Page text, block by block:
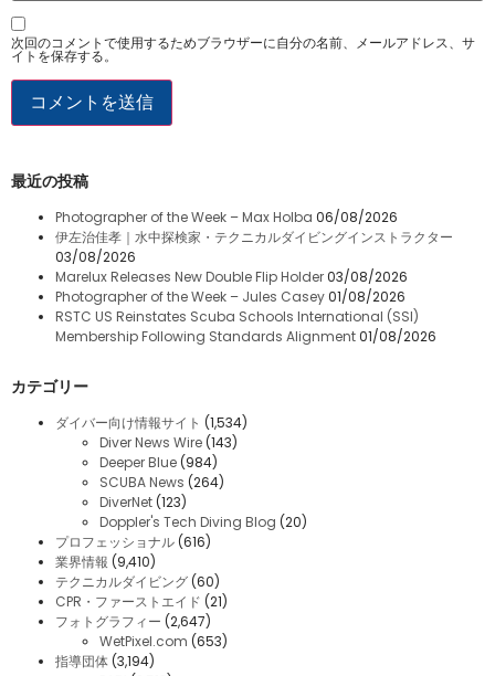
次回のコメントで使用するためブラウザーに自分の名前、メールアドレス、サ
イトを保存する。
最近の投稿
Photographer of the Week – Max Holba 06/08/2026
伊左治佳孝｜水中探検家・テクニカルダイビングインストラクター
03/08/2026
Marelux Releases New Double Flip Holder03/08/2026
Photographer of the Week – Jules Casey01/08/2026
RSTC US Reinstates Scuba Schools International (SSI)
Membership Following Standards Alignment01/08/2026
カテゴリー
ダイバー向け情報サイト (1,534)
Diver News Wire (143)
Deeper Blue (984)
SCUBA News (264)
DiverNet (123)
Doppler's Tech Diving Blog (20)
プロフェッショナル (616)
業界情報 (9,410)
テクニカルダイビング (60)
CPR・ファーストエイド (21)
フォトグラフィー (2,647)
WetPixel.com (653)
指導団体 (3,194)